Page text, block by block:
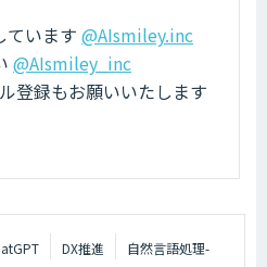
ています @AIsmiley.inc
@AIsmiley_inc
登録もお願いいたします
DX推進
自然言語処理-